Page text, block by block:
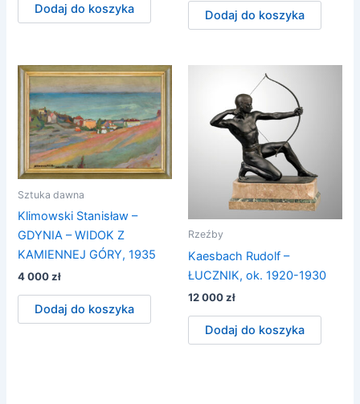
Dodaj do koszyka Dodaj do koszyka
Sztuka dawna
Klimowski Stanisław –
GDYNIA – WIDOK Z
KAMIENNEJ GÓRY, 1935
4 000zł
Dodaj do koszyka
Rzeźby
Kaesbach Rudolf –
ŁUCZNIK, ok. 1920-1930
12 000zł
Dodaj do koszyka